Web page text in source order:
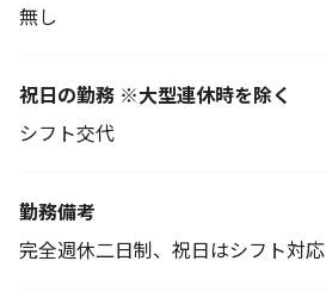
無し
祝日の勤務 ※大型連休時を除く
シフト交代
勤務備考
完全週休二日制、祝日はシフト対応